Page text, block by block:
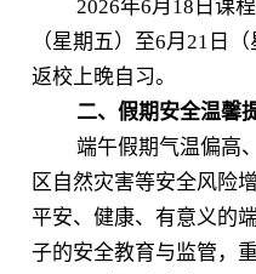
2026年6月18日课
（星期五）至6月21日
返校上晚自习。
二、假期安全温馨
端午假期气温偏高
区自然灾害等安全风险
平安、健康、有意义的
子的安全教育与监管，